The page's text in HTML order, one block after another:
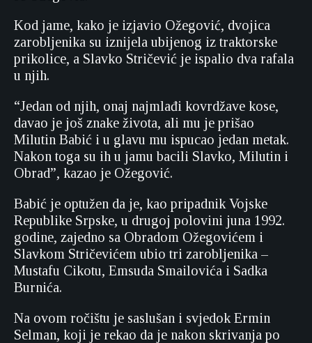
Kod jame, kako je izjavio Ožegović, dvojica
zarobljenika su iznijela ubijenog iz traktorske
prikolice, a Slavko Stričević je ispalio dva rafala
u njih.
“Jedan od njih, onaj najmlađi kovrdžave kose,
davao je još znake života, ali mu je prišao
Milutin Babić i u glavu mu ispucao jedan metak.
Nakon toga su ih u jamu bacili Slavko, Milutin i
Obrad”, kazao je Ožegović.
Babić je optužen da je, kao pripadnik Vojske
Republike Srpske, u drugoj polovini juna 1992.
godine, zajedno sa Obradom Ožegovićem i
Slavkom Stričevićem ubio tri zarobljenika –
Mustafu Cikotu, Emsuda Smailovića i Sadka
Burnića.
Na ovom ročištu je saslušan i svjedok Ermin
Selman, koji je rekao da je nakon skrivanja po